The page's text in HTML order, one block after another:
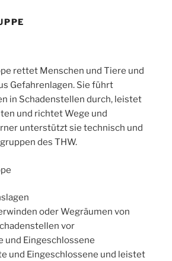
rettet Menschen und Tiere und
Gefahrenlagen. Sie führt
in Schadenstellen durch, leistet
und richtet Wege und
unterstützt sie technisch und
des THW.
oder Wegräumen von
vor
Eingeschlossene
und Eingeschlossene und leistet